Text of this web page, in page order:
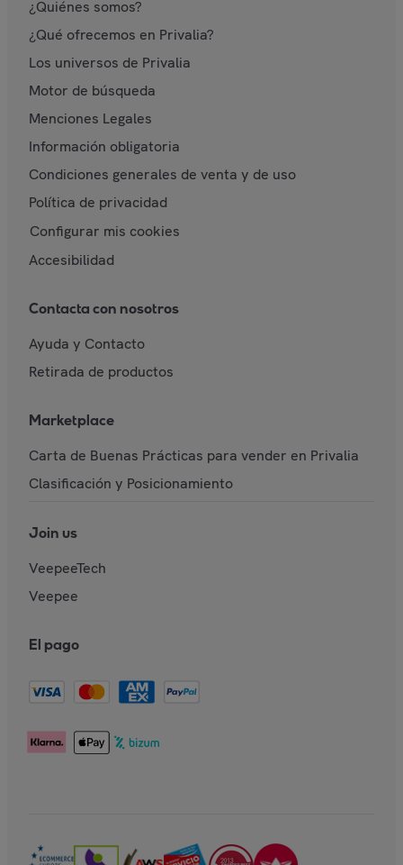
¿Quiénes somos?
¿Qué ofrecemos en Privalia?
Los universos de Privalia
Motor de búsqueda
Menciones Legales
Información obligatoria
Condiciones generales de venta y de uso
Política de privacidad
Configurar mis cookies
Accesibilidad
Contacta con nosotros
Ayuda y Contacto
Retirada de productos
Marketplace
Carta de Buenas Prácticas para vender en Privalia
Clasificación y Posicionamiento
Join us
VeepeeTech
Veepee
El pago